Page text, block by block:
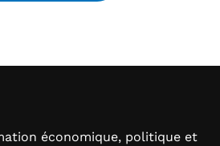
économique, politique et